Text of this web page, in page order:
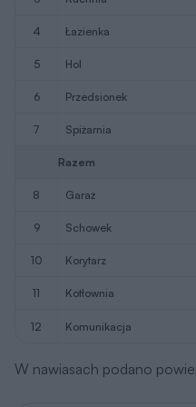
4 łazienka
5 hol
6 przedsionek
7 spiżarnia
Razem
8 garaż
9 schowek
10 korytarz
11 kotłownia
12 komunikacja
W nawiasach podano